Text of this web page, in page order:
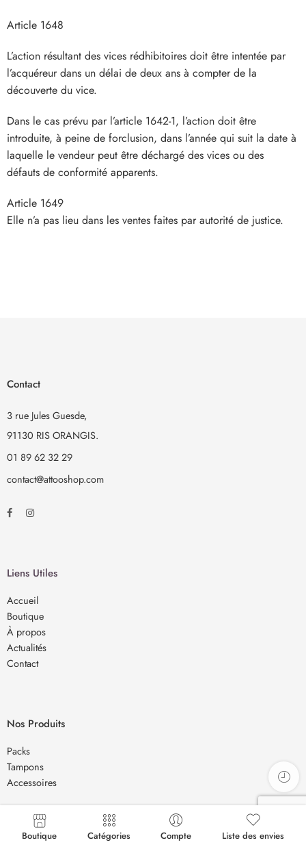
Article 1648
L’action résultant des vices rédhibitoires doit être intentée par
l’acquéreur dans un délai de deux ans à compter de la
découverte du vice.
Dans le cas prévu par l’article 1642-1, l’action doit être
introduite, à peine de forclusion, dans l’année qui suit la date à
laquelle le vendeur peut être déchargé des vices ou des
défauts de conformité apparents.
Article 1649
Elle n’a pas lieu dans les ventes faites par autorité de justice.
Contact
3 rue Jules Guesde,
91130 RIS ORANGIS.
01 89 62 32 29
contact@attooshop.com
Liens Utiles
Accueil
Boutique
À propos
Actualités
Contact
Nos Produits
Packs
Tampons
Accessoires
Newsletter
Boutique Catégories Compte Liste des envies